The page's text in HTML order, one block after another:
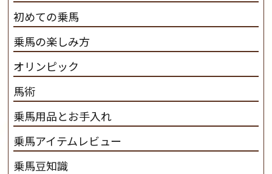
初めての乗馬
乗馬の楽しみ方
オリンピック
馬術
乗馬用品とお手入れ
乗馬アイテムレビュー
乗馬豆知識